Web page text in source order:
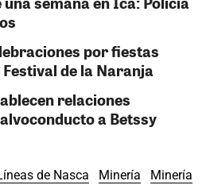
por fiestas
Festival de la Naranja
relaciones
a Betssy
de Nasca Minería
Minería